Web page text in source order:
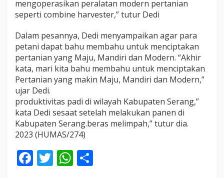
mengoperasikan peralatan modern pertanian
seperti combine harvester,” tutur Dedi
Dalam pesannya, Dedi menyampaikan agar para
petani dapat bahu membahu untuk menciptakan
pertanian yang Maju, Mandiri dan Modern. “Akhir
kata, mari kita bahu membahu untuk menciptakan
Pertanian yang makin Maju, Mandiri dan Modern,”
ujar Dedi.
produktivitas padi di wilayah Kabupaten Serang,”
kata Dedi sesaat setelah melakukan panen di
Kabupaten Serang.beras melimpah,” tutur dia.
2023 (HUMAS/274)
F T W